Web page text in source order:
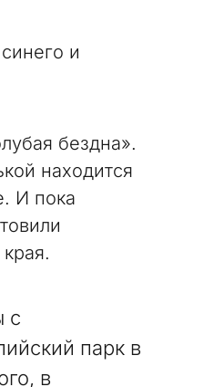
и
бездна».
находится
И пока
с
парк в
в